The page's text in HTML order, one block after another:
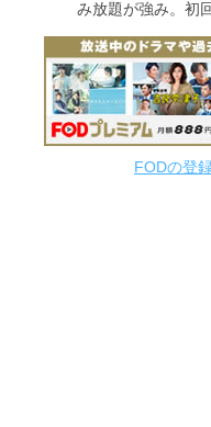
み放題が強み。初
FODの登